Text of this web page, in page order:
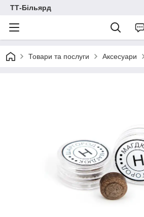
ТТ-Більярд
Товари та послуги Аксесуари